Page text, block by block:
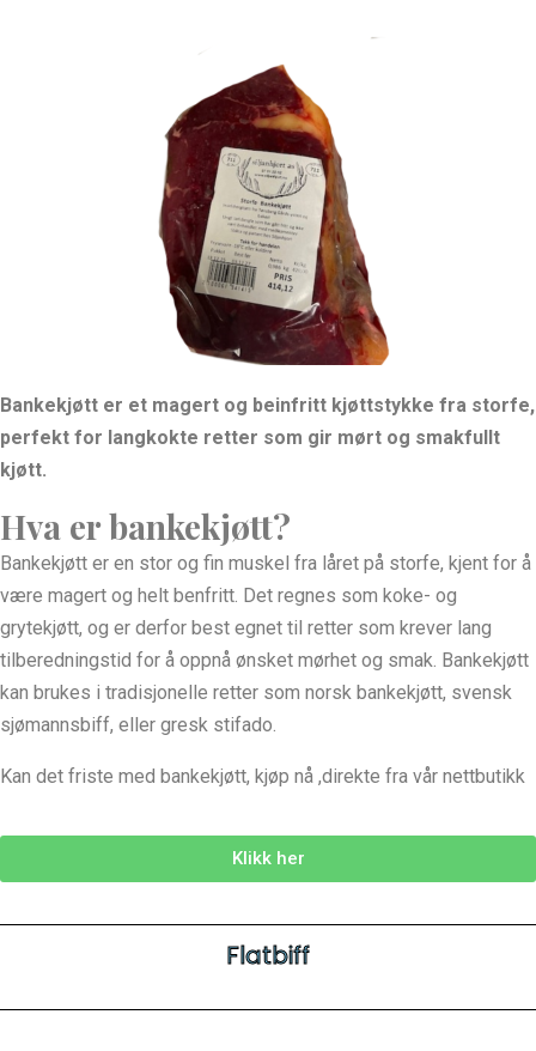
Bankekjøtt er et magert og beinfritt kjøttstykke fra storfe,
perfekt for langkokte retter som gir mørt og smakfullt
kjøtt.
Hva er bankekjøtt?
Bankekjøtt er en stor og fin muskel fra låret på storfe, kjent for å
være magert og helt benfritt. Det regnes som koke- og
grytekjøtt, og er derfor best egnet til retter som krever lang
tilberedningstid for å oppnå ønsket mørhet og smak. Bankekjøtt
kan brukes i tradisjonelle retter som norsk bankekjøtt, svensk
sjømannsbiff, eller gresk stifado.
Kan det friste med bankekjøtt, kjøp nå ,direkte fra vår nettbutikk
Klikk her
Flatbiff